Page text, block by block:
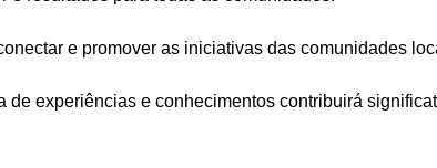
e promover as iniciativas das comunidades
de experiências e conhecimentos contribuirá